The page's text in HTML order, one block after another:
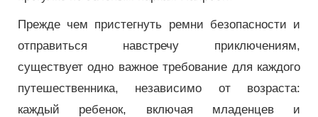
Прежде чем пристегнуть ремни безопасности и
отправиться навстречу приключениям,
существует одно важное требование для каждого
путешественника, независимо от возраста:
каждый ребенок, включая младенцев и